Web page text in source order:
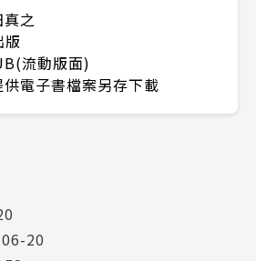
之
版
流動版面)
供電子書檔案另存下載
20